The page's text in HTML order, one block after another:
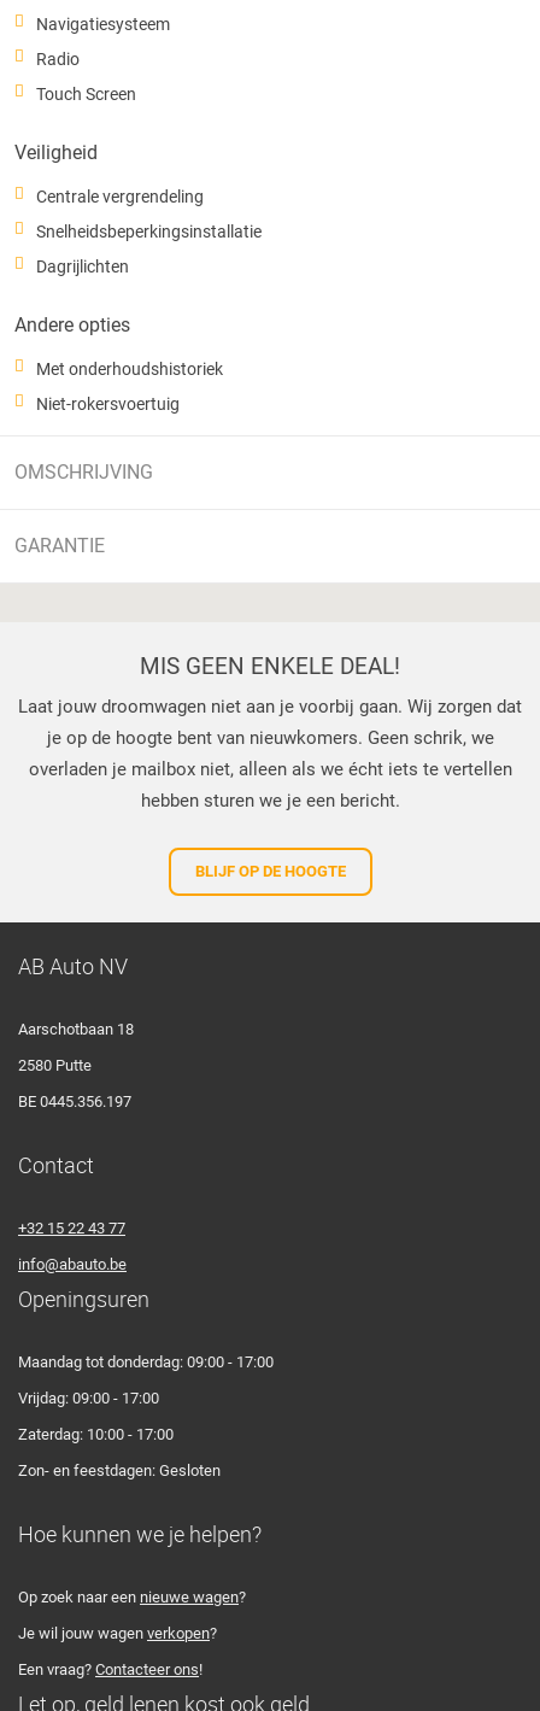
Navigatiesysteem
Radio
Touch Screen
Veiligheid
Centrale vergrendeling
Snelheidsbeperkingsinstallatie
Dagrijlichten
Andere opties
Met onderhoudshistoriek
Niet-rokersvoertuig
OMSCHRIJVING
GARANTIE
MIS GEEN ENKELE DEAL!
Laat jouw droomwagen niet aan je voorbij gaan. Wij zorgen dat
je op de hoogte bent van nieuwkomers. Geen schrik, we
overladen je mailbox niet, alleen als we écht iets te vertellen
hebben sturen we je een bericht.
BLIJF OP DE HOOGTE
AB Auto NV
Aarschotbaan 18
2580 Putte
BE 0445.356.197
Contact
+32 15 22 43 77
info@abauto.be
Openingsuren
Maandag tot donderdag: 09:00 - 17:00
Vrijdag: 09:00 - 17:00
Zaterdag: 10:00 - 17:00
Zon- en feestdagen: Gesloten
Hoe kunnen we je helpen?
Op zoek naar een nieuwe wagen?
Je wil jouw wagen verkopen?
Een vraag? Contacteer ons!
Let op, geld lenen kost ook geld.